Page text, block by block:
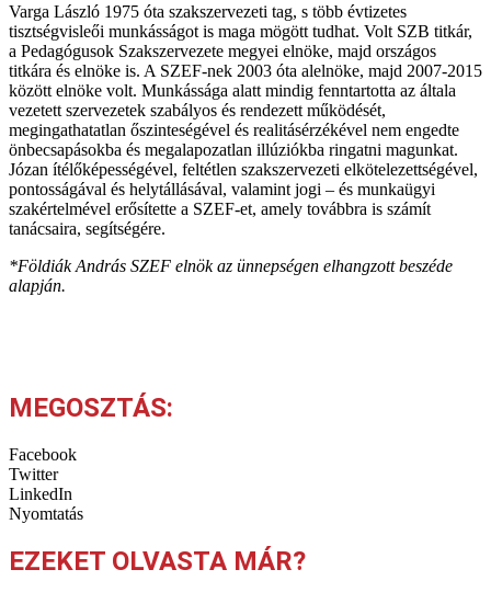
Varga László 1975 óta szakszervezeti tag, s több évtizetes
tisztségvisleői munkásságot is maga mögött tudhat. Volt SZB titkár,
a Pedagógusok Szakszervezete megyei elnöke, majd országos
titkára és elnöke is. A SZEF-nek 2003 óta alelnöke, majd 2007-2015
között elnöke volt. Munkássága alatt mindig fenntartotta az általa
vezetett szervezetek szabályos és rendezett működését,
megingathatatlan őszinteségével és realitásérzékével nem engedte
önbecsapásokba és megalapozatlan illúziókba ringatni magunkat.
Józan ítélőképességével, feltétlen szakszervezeti elkötelezettségével,
pontosságával és helytállásával, valamint jogi – és munkaügyi
szakértelmével erősítette a SZEF-et, amely továbbra is számít
tanácsaira, segítségére.
*Földiák András SZEF elnök az ünnepségen elhangzott beszéde
alapján.
MEGOSZTÁS:
Facebook
Twitter
LinkedIn
Nyomtatás
EZEKET OLVASTA MÁR?